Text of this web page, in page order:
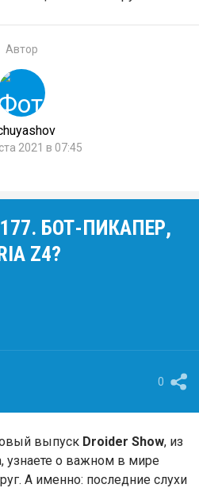
Автор
2021 в 07:45
БОТ-ПИКАПЕР,
Z4?
0
выпуск Droider Show, из
узнаете о важном в мире
А именно: последние слухи